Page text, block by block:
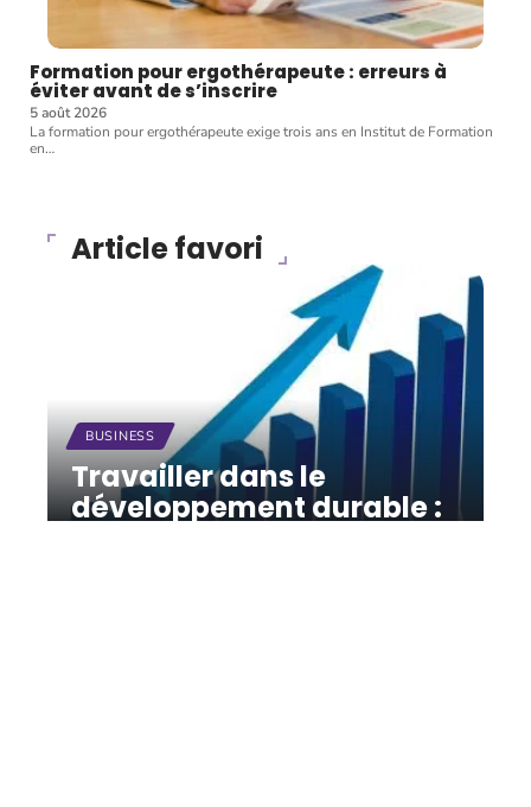
Formation pour ergothérapeute : erreurs à
éviter avant de s’inscrire
5 août 2026
La formation pour ergothérapeute exige trois ans en Institut de Formation
en…
Article favori
BUSINESS
Travailler dans le
développement durable :